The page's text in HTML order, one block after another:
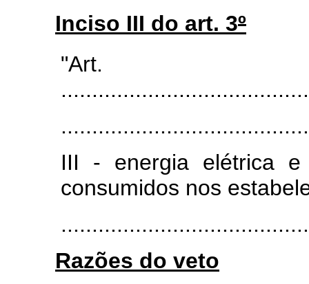
Inciso III do art. 3º
III - energia elétrica e
consumidos nos
Razões do veto